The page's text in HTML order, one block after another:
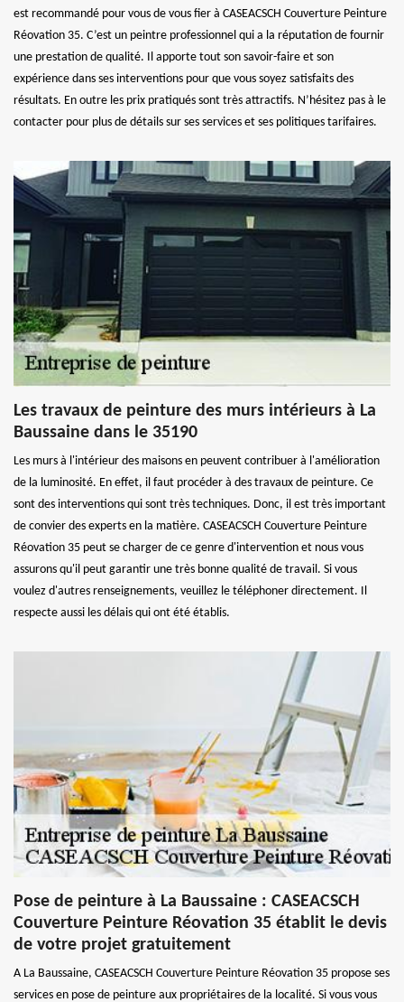
est recommandé pour vous de vous fier à CASEACSCH Couverture Peinture
Réovation 35. C’est un peintre professionnel qui a la réputation de fournir
une prestation de qualité. Il apporte tout son savoir-faire et son
expérience dans ses interventions pour que vous soyez satisfaits des
résultats. En outre les prix pratiqués sont très attractifs. N’hésitez pas à le
contacter pour plus de détails sur ses services et ses politiques tarifaires.
Les travaux de peinture des murs intérieurs à La
Baussaine dans le 35190
Les murs à l'intérieur des maisons en peuvent contribuer à l'amélioration
de la luminosité. En effet, il faut procéder à des travaux de peinture. Ce
sont des interventions qui sont très techniques. Donc, il est très important
de convier des experts en la matière. CASEACSCH Couverture Peinture
Réovation 35 peut se charger de ce genre d'intervention et nous vous
assurons qu'il peut garantir une très bonne qualité de travail. Si vous
voulez d'autres renseignements, veuillez le téléphoner directement. Il
respecte aussi les délais qui ont été établis.
Pose de peinture à La Baussaine : CASEACSCH
Couverture Peinture Réovation 35 établit le devis
de votre projet gratuitement
A La Baussaine, CASEACSCH Couverture Peinture Réovation 35 propose ses
services en pose de peinture aux propriétaires de la localité. Si vous vous